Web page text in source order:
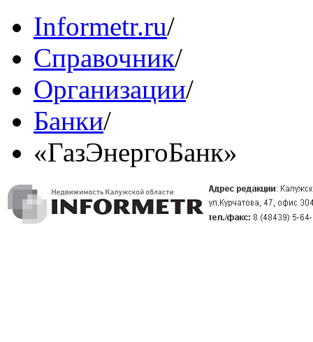
Informetr.ru/
Справочник/
Организации/
Банки/
«ГазЭнергоБанк»